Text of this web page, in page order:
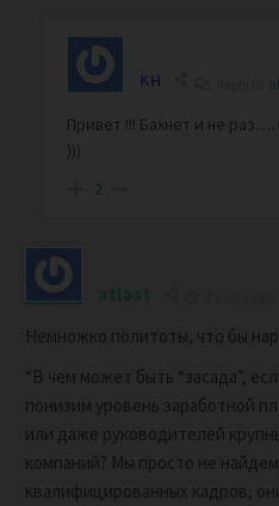
KH
Привет !!! Бахнет и не
)))
2
atlast
Немножко политоты, что бы
“В чем может быть “засада”,
понизим уровень заработной
или даже руководителей
компаний? Мы просто не
квалифицированных кадров,